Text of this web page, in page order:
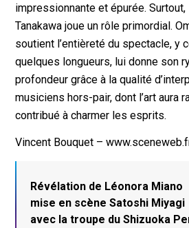
impressionnante et épurée. Surtout,
Tanakawa joue un rôle primordial.
soutient l’entièreté du spectacle, y
quelques longueurs, lui donne son
profondeur grâce à la qualité
musiciens hors-pair, dont l’art aura
contribué à charmer les esprits.
Vincent Bouquet –
Révélation de Léonora Miano
mise en scène Satoshi Miyagi
avec la troupe du Shizuoka